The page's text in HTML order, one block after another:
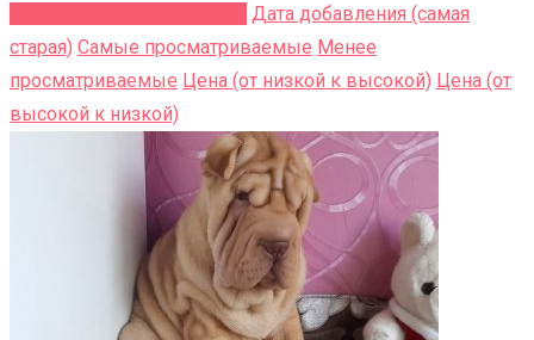
Дата добавления (самая
старая) Самые просматриваемые Менее
просматриваемые Цена (от низкой к высокой) Цена (от
высокой к низкой)